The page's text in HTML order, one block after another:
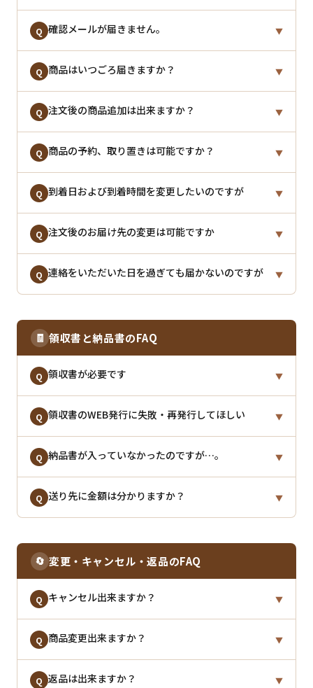
※沖縄・一部離島へのお届けは、出荷から
※お届け日時指定をいただいた場合でも、ご希望に添
えない場合がございます。
↓
３. 当店でご注文を受注処理し「受付確認メール」を配
↓
４. 「出荷完了メール」で伝票番号をお知らせ
↓
※お届け指定日がある場合は、それに合わせて出荷し
ます。
程等を記載した受付確認メールをお送りいたします。
A ご注文いただいた内容は、
またはご注
※ご注文直後は履歴表示されない場合があります。し
ばらく経ってから再度ご確認ください。
Q 確認メールが届きません。 ▼
A 弊社では営業時間内に必ずメールをお送りしておりま
●ご登録のメールアドレスが間違っている
●「迷惑メール」フォルダへ分類されている
上記をご確認いただいてもメールがない場合は、お手
数ですが弊社までご連絡をお願いいたします。
Q 商品はいつごろ届きますか？ ▼
A ご注文後、1〜2営業日以内に出荷させていただきま
・午前7：59までに決済確定 → 当日出荷
【出荷からの配送リードタイム】
※沖縄・一部離島は出荷から3日〜5日程度が目安で
Q 注文後の商品追加は出来ますか？ ▼
A 原則、ご注文後の内容変更は承ることが出来かねま
なります。
※ご連絡いただいたタイミングによってはキャンセル
Q 商品の予約、取り置きは可能ですか？ ▼
A 申し訳ございません。予約・お取り置きに関しては承
お届け希望日を2ヶ月先までご指定いただけますの
で、ご希望のお日にちをお選びください。
※メール便・出荷日指定の商品は除きます。
Q 到着日および到着時間を変更したいのですが ▼
A 出荷完了メールにてお荷物のお問い合わせ番号をお知
続きをお願いいたします。
お願いいたします。
Q 注文後のお届け先の変更は可能ですか ▼
A 出荷前の変更は、出荷予定日の3日前までにご連絡を
※お荷物の転送に料金が発生する場合がございます。
Q 連絡をいただいた日を過ぎても届かないのですが ▼
りますので、まず追跡サービスにてご確認ください。
●
不明点がございましたら、当店までご連絡くださいま
せ。
🧾 領収書と納品書のFAQ
Q 領収書が必要です ▼
A 当店ではWEB発行を導入しております。マイページよ
※当店からの直接発行は基本対応しておりません。領
収書の二重発行を防ぐため法的に定められている措置
Q 領収書のWEB発行に失敗・再発行してほしい ▼
A 購入履歴より再発行が可能です。再発行ができない場
Q 納品書が入っていなかったのですが…。 ▼
A 納品書につきましては、個人情報保護及び資源保護の
Q 送り先に金額は分かりますか？ ▼
細書及び金額がわかるものは一切同封いたしません。
商品の金額はお相手にはまず伝わりませんので、安心
してご利用くださいませ。
🔄 変更・キャンセル・返品のFAQ
Q キャンセル出来ますか？ ▼
A 原則、出荷予定日の3日前まで
出荷日2日前から商品の準備に入りますので、これを
Q 商品変更出来ますか？ ▼
A 原則として商品変更・追加・数量変更は承っておりま
Q 返品は出来ますか？ ▼